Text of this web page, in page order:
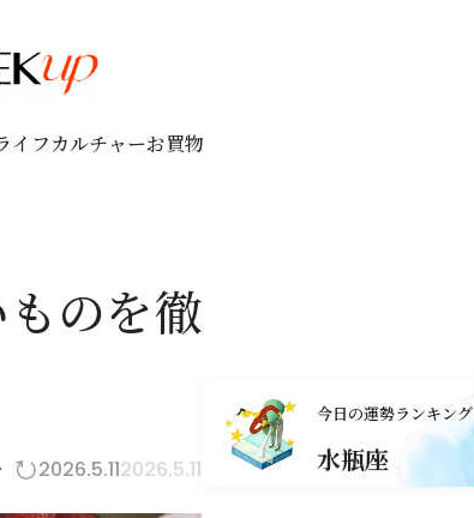
イフカルチャーお買物
のを徹
2026.5.112026.5.11
今日の運勢ランキング
水瓶座
乙女座